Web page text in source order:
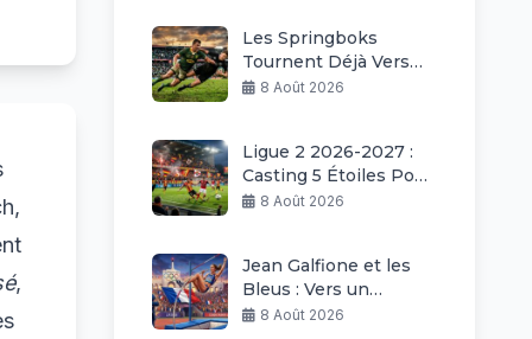
,
Les Springboks
Tournent Déjà Vers
Les All Blacks
8 Août 2026
Ligue 2 2026-2027 :
Casting 5 Étoiles Pour
Une Saison Explosive
8 Août 2026
Jean Galfione et les
Bleus : Vers un
Renouveau pour 2028
8 Août 2026